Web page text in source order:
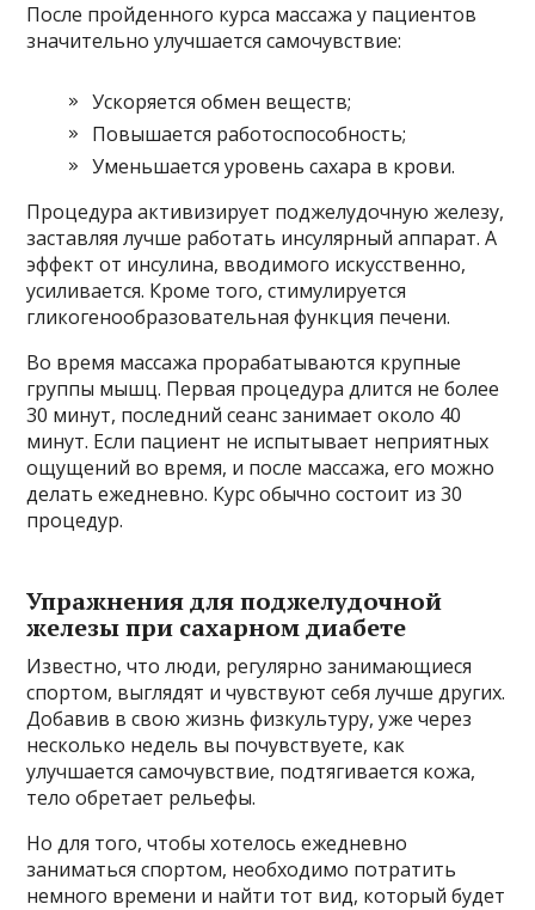
После пройденного курса массажа у пациентов
значительно улучшается самочувствие:
Ускоряется обмен веществ;
Повышается работоспособность;
Уменьшается уровень сахара в крови.
Процедура активизирует поджелудочную железу,
заставляя лучше работать инсулярный аппарат. А
эффект от инсулина, вводимого искусственно,
усиливается. Кроме того, стимулируется
гликогенообразовательная функция печени.
Во время массажа прорабатываются крупные
группы мышц. Первая процедура длится не более
30 минут, последний сеанс занимает около 40
минут. Если пациент не испытывает неприятных
ощущений во время, и после массажа, его можно
делать ежедневно. Курс обычно состоит из 30
процедур.
Упражнения для поджелудочной
железы при сахарном диабете
Известно, что люди, регулярно занимающиеся
спортом, выглядят и чувствуют себя лучше других.
Добавив в свою жизнь физкультуру, уже через
несколько недель вы почувствуете, как
улучшается самочувствие, подтягивается кожа,
тело обретает рельефы.
Но для того, чтобы хотелось ежедневно
заниматься спортом, необходимо потратить
немного времени и найти тот вид, который будет